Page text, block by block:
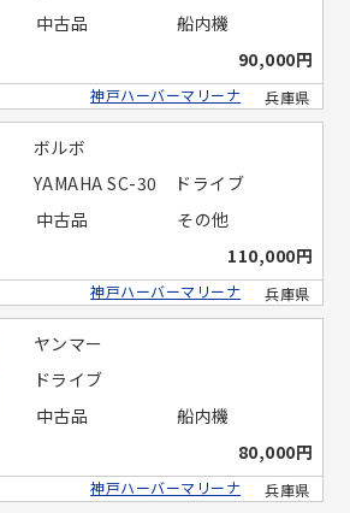
中古品
船内機
90,000円
兵庫県
神戸ハーバーマリーナ
ボルボ
YAMAHA SC-30 ドライブ
中古品
その他
110,000円
兵庫県
神戸ハーバーマリーナ
ヤンマー
ドライブ
中古品
船内機
80,000円
兵庫県
神戸ハーバーマリーナ